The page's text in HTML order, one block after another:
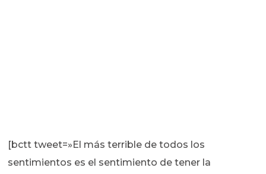
[bctt tweet=»El más terrible de todos los
sentimientos es el sentimiento de tener la